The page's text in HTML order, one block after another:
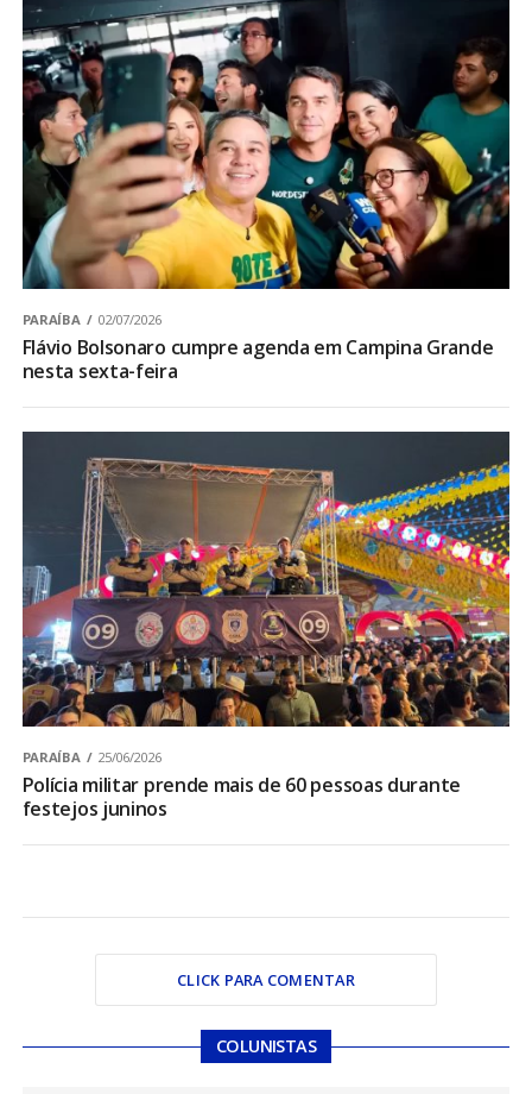
PARAÍBA 02/07/2026
Flávio Bolsonaro cumpre agenda em Campina Grande
nesta sexta-feira
PARAÍBA 25/06/2026
Polícia militar prende mais de 60 pessoas durante
festejos juninos
CLICK PARA COMENTAR
COLUNISTAS